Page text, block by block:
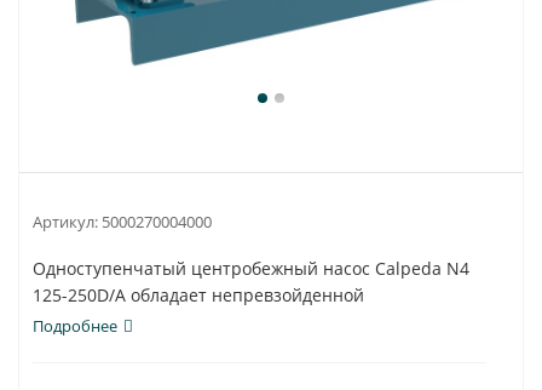
Артикул: 5000270004000
Одноступенчатый центробежный насос Calpeda N4
125-250D/A обладает непревзойденной
универсальностью...
Подробнее